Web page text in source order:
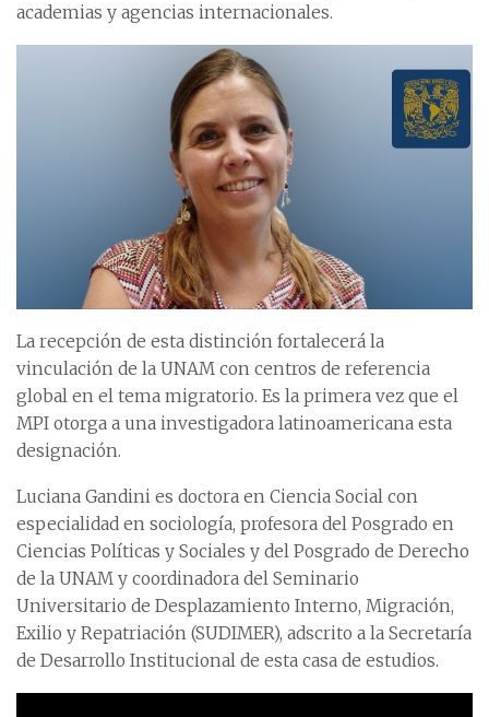
academias y agencias internacionales.
La recepción de esta distinción fortalecerá la
vinculación de la UNAM con centros de referencia
global en el tema migratorio. Es la primera vez que el
MPI otorga a una investigadora latinoamericana esta
designación.
Luciana Gandini es doctora en Ciencia Social con
especialidad en sociología, profesora del Posgrado en
Ciencias Políticas y Sociales y del Posgrado de Derecho
de la UNAM y coordinadora del Seminario
Universitario de Desplazamiento Interno, Migración,
Exilio y Repatriación (SUDIMER), adscrito a la Secretaría
de Desarrollo Institucional de esta casa de estudios.